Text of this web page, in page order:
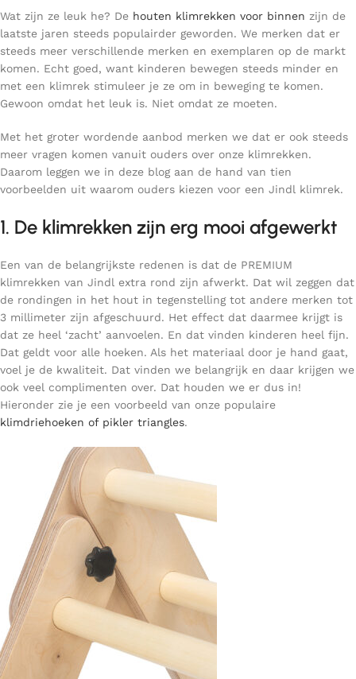
Wat zijn ze leuk he? De houten klimrekken voor binnen zijn de
laatste jaren steeds populairder geworden. We merken dat er
steeds meer verschillende merken en exemplaren op de markt
komen. Echt goed, want kinderen bewegen steeds minder en
met een klimrek stimuleer je ze om in beweging te komen.
Gewoon omdat het leuk is. Niet omdat ze moeten.
Met het groter wordende aanbod merken we dat er ook steeds
meer vragen komen vanuit ouders over onze klimrekken.
Daarom leggen we in deze blog aan de hand van tien
voorbeelden uit waarom ouders kiezen voor een Jindl klimrek.
1. De klimrekken zijn erg mooi afgewerkt
Een van de belangrijkste redenen is dat de PREMIUM
klimrekken van Jindl extra rond zijn afwerkt. Dat wil zeggen dat
de rondingen in het hout in tegenstelling tot andere merken tot
3 millimeter zijn afgeschuurd. Het effect dat daarmee krijgt is
dat ze heel ‘zacht’ aanvoelen. En dat vinden kinderen heel fijn.
Dat geldt voor alle hoeken. Als het materiaal door je hand gaat,
voel je de kwaliteit. Dat vinden we belangrijk en daar krijgen we
ook veel complimenten over. Dat houden we er dus in!
Hieronder zie je een voorbeeld van onze populaire
klimdriehoeken of pikler triangles.